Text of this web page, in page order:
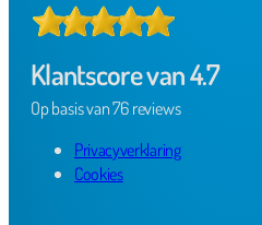
Klantscore van 4.7
Op basis van 76 reviews
Privacyverklaring
Cookies